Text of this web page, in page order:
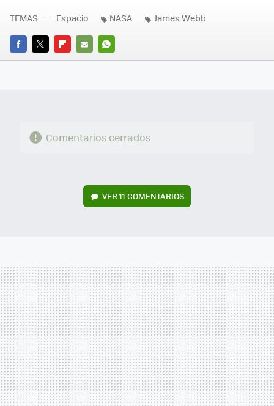
FACEBOOK
TWITTERFLIPBOARD
E-
WHATSAPP
TEMAS Espacio NASA James Webb
Comentarios cerrados
VER 11 COMENTARIOS